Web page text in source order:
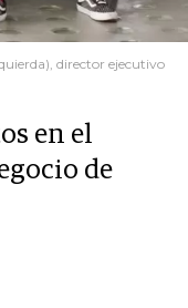
director ejecutivo
en el
de